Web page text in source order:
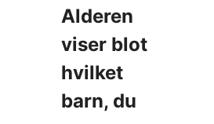
Alderen
viser blot
hvilket
barn, du